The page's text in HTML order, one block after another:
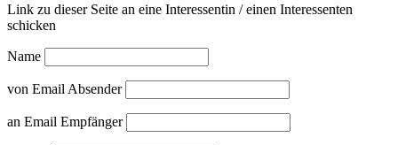
Link zu dieser Seite an eine Interessentin / einen Interessenten
schicken
Name
von Email Absender
an Email Empfänger